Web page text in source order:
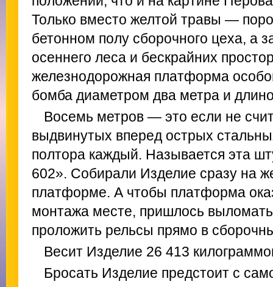
Только вместо желтой травы —
бетонном полу сборочного цеха, а
осеннего леса и бескрайних
железнодорожная платформа
бомба диаметром два метра и
Восемь метров — это если не
выдвинутых вперед острых
полтора каждый. Называется эта
602». Собирали Изделие сразу на
платформе. А чтобы платформа
монтажа месте, пришлось
проложить рельсы прямо в
Весит Изделие 26 413
Бросать Изделие предстоит с